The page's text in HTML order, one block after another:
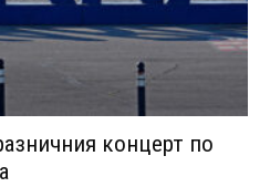
концерт по